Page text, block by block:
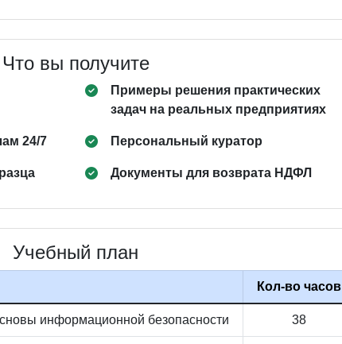
Что вы получите
Примеры решения практических
задач на реальных предприятиях
24/7 Персональный куратор
Документы для возврата НДФЛ
Учебный план
Кол-во часов
информационной безопасности 38